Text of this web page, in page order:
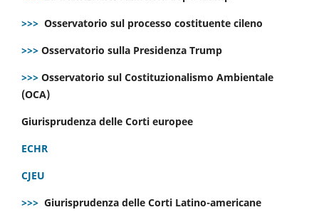
>>> Osservatorio sul processo costituente cileno
>>> Osservatorio sulla Presidenza Trump
>>> Osservatorio sul Costituzionalismo Ambientale
(OCA)
Giurisprudenza delle Corti europee
ECHR
CJEU
>>> Giurisprudenza delle Corti Latino-americane